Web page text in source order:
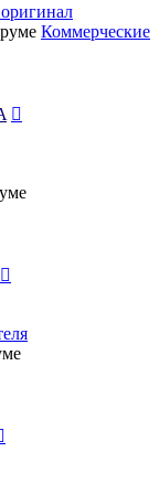
Коммерческие